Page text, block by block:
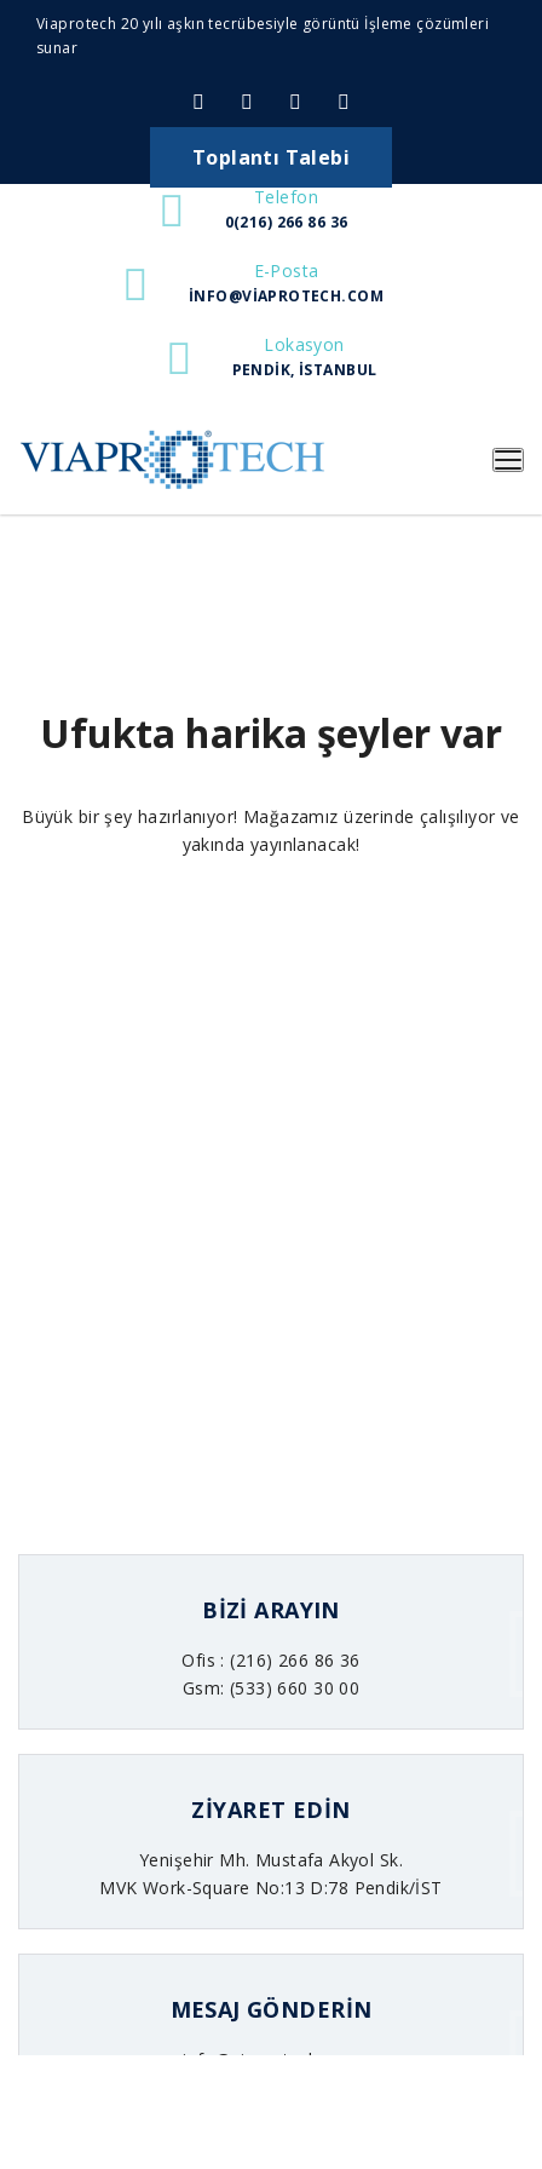
Viaprotech 20 yılı aşkın tecrübesiyle görüntü İşleme çözümleri
sunar
Toplantı Talebi
Telefon
0(216) 266 86 36
E-Posta
INFO@VIAPROTECH.COM
Lokasyon
PENDIK, İSTANBUL
Ufukta harika şeyler var
Büyük bir şey hazırlanıyor! Mağazamız üzerinde çalışılıyor ve
yakında yayınlanacak!
BIZI ARAYIN
Ofis : (216) 266 86 36
Gsm: (533) 660 30 00
ZIYARET EDIN
Yenişehir Mh. Mustafa Akyol Sk.
MVK Work-Square No:13 D:78 Pendik/İST
MESAJ GÖNDERIN
info@viaprotech.com